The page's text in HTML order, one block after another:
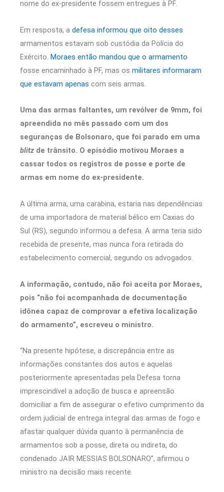
nome do ex-presidente fossem entregues à PF.
Em resposta, a defesa informou que oito desses
armamentos estavam sob custódia da Polícia do
Exército. Moraes então mandou que o armamento
fosse encaminhado à PF, mas os militares informaram
que estavam apenas com seis armas.
Uma das armas faltantes, um revólver de 9mm, foi
apreendida no mês passado com um dos
seguranças de Bolsonaro, que foi parado em uma
blitz de trânsito. O episódio motivou Moraes a
cassar todos os registros de posse e porte de
armas em nome do ex-presidente.
A última arma, uma carabina, estaria nas dependências
de uma importadora de material bélico em Caxias do
Sul (RS), segundo informou a defesa. A arma teria sido
recebida de presente, mas nunca fora retirada do
estabelecimento comercial, segundo os advogados.
A informação, contudo, não foi aceita por Moraes,
pois “não foi acompanhada de documentação
idônea capaz de comprovar a efetiva localização
do armamento”, escreveu o ministro.
“Na presente hipótese, a discrepância entre as
informações constantes dos autos e aquelas
posteriormente apresentadas pela Defesa torna
imprescindível a adoção de busca e apreensão
domiciliar a fim de assegurar o efetivo cumprimento da
ordem judicial de entrega integral das armas de fogo e
afastar qualquer dúvida quanto à permanência de
armamentos sob a posse, direta ou indireta, do
condenado JAIR MESSIAS BOLSONARO”, afirmou o
ministro na decisão mais recente.